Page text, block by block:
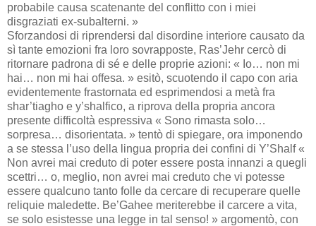
probabile causa scatenante del conflitto con i miei
disgraziati ex-subalterni. »
Sforzandosi di riprendersi dal disordine interiore causato da
sì tante emozioni fra loro sovrapposte, Ras’Jehr cercò di
ritornare padrona di sé e delle proprie azioni: « Io… non mi
hai… non mi hai offesa. » esitò, scuotendo il capo con aria
evidentemente frastornata ed esprimendosi a metà fra
shar’tiagho e y’shalfico, a riprova della propria ancora
presente difficoltà espressiva « Sono rimasta solo…
sorpresa… disorientata. » tentò di spiegare, ora imponendo
a se stessa l’uso della lingua propria dei confini di Y’Shalf «
Non avrei mai creduto di poter essere posta innanzi a quegli
scettri… o, meglio, non avrei mai creduto che vi potesse
essere qualcuno tanto folle da cercare di recuperare quelle
reliquie maledette. Be’Gahee meriterebbe il carcere a vita,
se solo esistesse una legge in tal senso! » argomentò, con